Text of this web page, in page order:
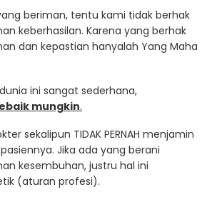
beriman, tentu kami tidak berhak
keberhasilan. Karena yang berhak
dan kepastian hanyalah Yang Maha
ini sangat sederhana,
mungkin.
sekalipun TIDAK PERNAH menjamin
Jika ada yang berani
kesembuhan, justru hal ini
etik (aturan profesi).